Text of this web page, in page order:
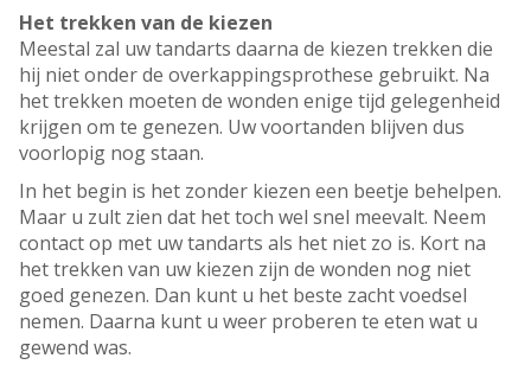
Het trekken van de kiezen
Meestal zal uw tandarts daarna de kiezen trekken die
hij niet onder de overkappingsprothese gebruikt. Na
het trekken moeten de wonden enige tijd gelegenheid
krijgen om te genezen. Uw voortanden blijven dus
voorlopig nog staan.
In het begin is het zonder kiezen een beetje behelpen.
Maar u zult zien dat het toch wel snel meevalt. Neem
contact op met uw tandarts als het niet zo is. Kort na
het trekken van uw kiezen zijn de wonden nog niet
goed genezen. Dan kunt u het beste zacht voedsel
nemen. Daarna kunt u weer proberen te eten wat u
gewend was.